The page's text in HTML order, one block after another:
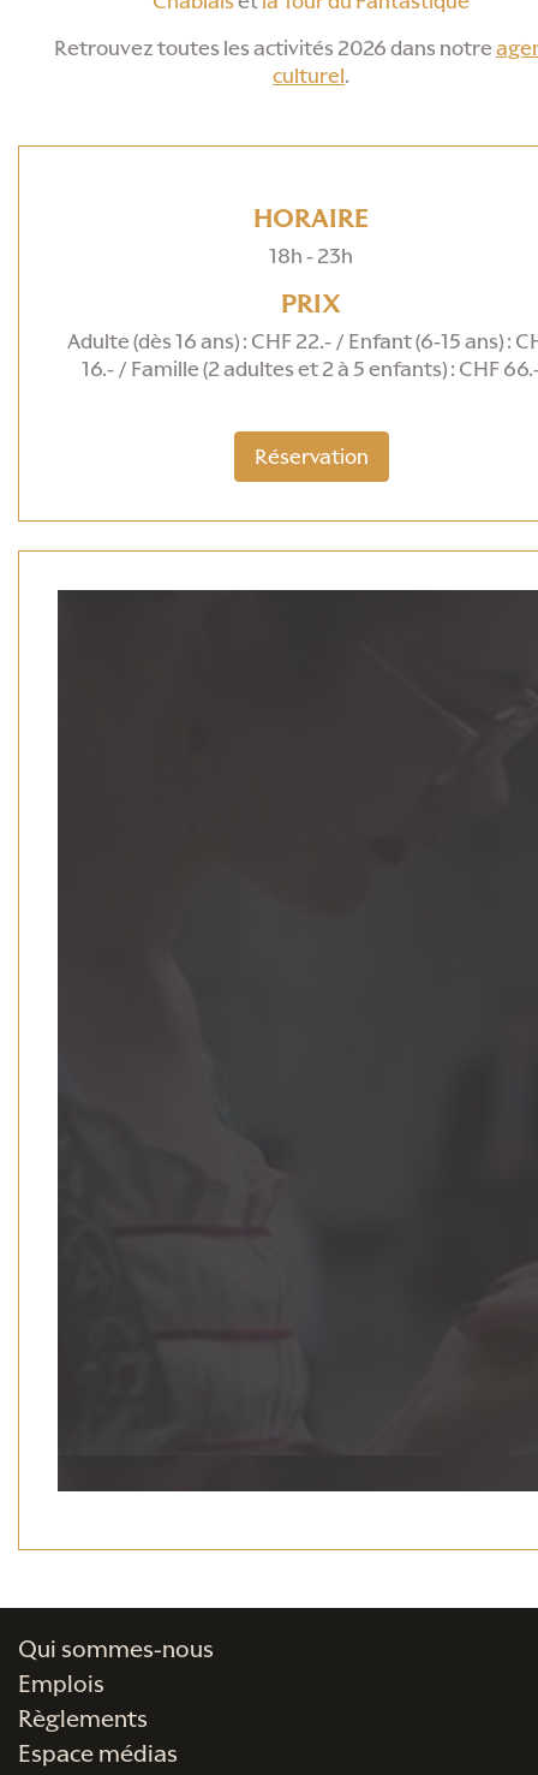
Retrouvez toutes les activités 2026 dans notre
culturel.
HORAIRE
18h - 23h
PRIX
Adulte (dès 16 ans) : CHF 22.- / Enfant (6-15 ans) :
16.- / Famille (2 adultes et 2 à 5 enfants) : CHF
Réservation
Qui sommes-nous
Emplois
Règlements
Espace médias